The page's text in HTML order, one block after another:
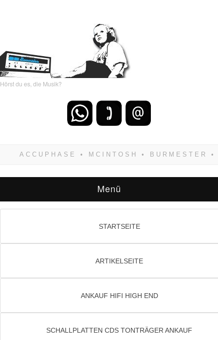
Hörst du es, die Musik?
zwangsläufig siegen! Und noch was: Hifi
Menü
STARTSEITE
ARTIKELSEITE
ANKAUF HIFI HIGH END
SCHALLPLATTEN CDS TONTRÄGER ANKAUF